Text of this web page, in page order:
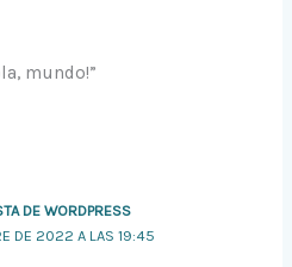
mundo!”
DE WORDPRESS
DE 2022 A LAS 19:45